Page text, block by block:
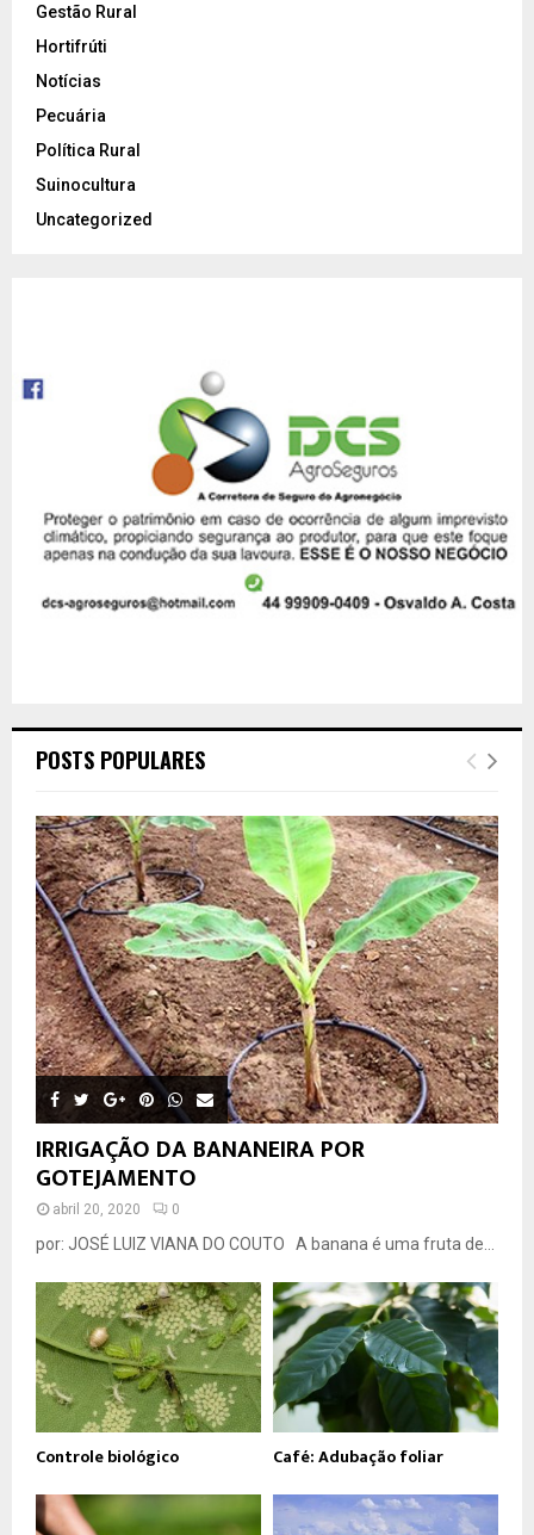
Gestão Rural
Hortifrúti
Notícias
Pecuária
Política Rural
Suinocultura
Uncategorized
POSTS POPULARES
IRRIGAÇÃO DA BANANEIRA POR
GOTEJAMENTO
abril 20, 2020 0
por: JOSÉ LUIZ VIANA DO COUTO A banana é uma fruta de...
Controle biológico Café: Adubação foliar